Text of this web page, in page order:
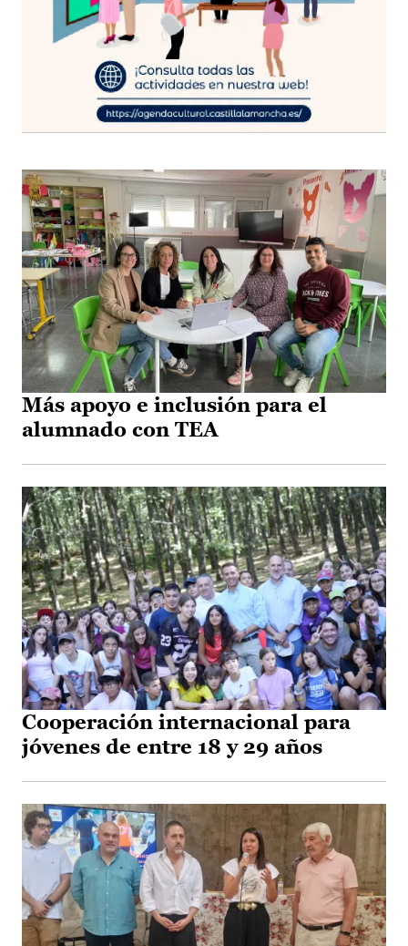
Más apoyo e inclusión para el
alumnado con TEA
Cooperación internacional para
jóvenes de entre 18 y 29 años